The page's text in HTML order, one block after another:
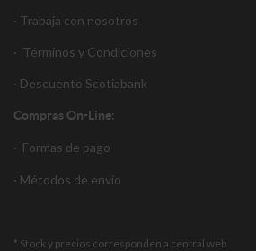
· Trabaja con nosotros
· Términos y Condiciones
· Descuento Scotiabank
Compras On-Line:
· Formas de pago
· Métodos de envío
* Stock y precios corresponden a central web